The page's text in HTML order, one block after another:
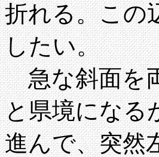
折れる。この
したい。
急な斜面を
と県境になる
進んで、突然